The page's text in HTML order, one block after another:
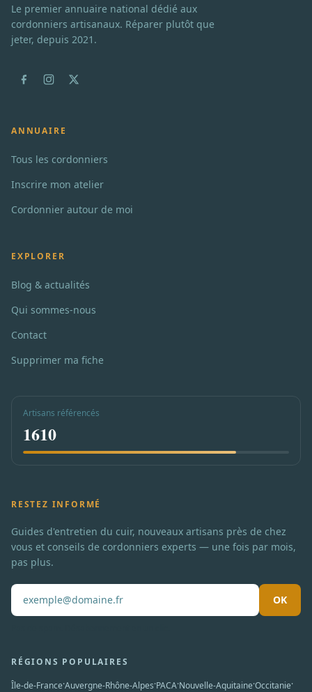
Le premier annuaire national dédié aux
cordonniers artisanaux. Réparer plutôt que
jeter, depuis 2021.
ANNUAIRE
Tous les cordonniers
Inscrire mon atelier
Cordonnier autour de moi
EXPLORER
Blog & actualités
Qui sommes-nous
Contact
Supprimer ma fiche
Artisans référencés
1610
RESTEZ INFORMÉ
Guides d'entretien du cuir, nouveaux artisans près de chez
vous et conseils de cordonniers experts — une fois par mois,
pas plus.
OK
RÉGIONS POPULAIRES
Île-de-France·Auvergne-Rhône-Alpes·PACA·Nouvelle-Aquitaine·Occitanie·